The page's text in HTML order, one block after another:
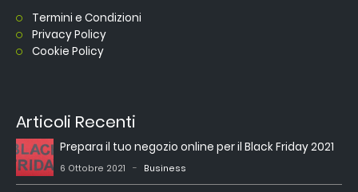
Termini e Condizioni
Privacy Policy
Cookie Policy
Articoli Recenti
Prepara il tuo negozio online per il Black Friday 2021
6 Ottobre 2021 Business